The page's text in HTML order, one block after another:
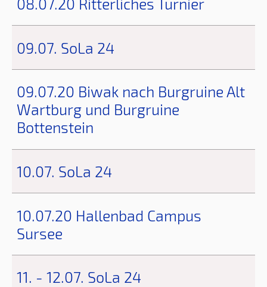
09.07. SoLa 24
09.07.20 Biwak nach Burgruine Alt
Wartburg und Burgruine
Bottenstein
10.07. SoLa 24
10.07.20 Hallenbad Campus
Sursee
11. - 12.07. SoLa 24